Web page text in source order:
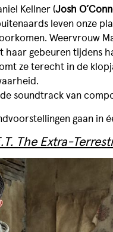
HUREN
&
Kellner (Josh
leven onze
Weervrouw
gebeuren tijdens
ze terecht in de
soundtrack van
gaan in
The Extra-